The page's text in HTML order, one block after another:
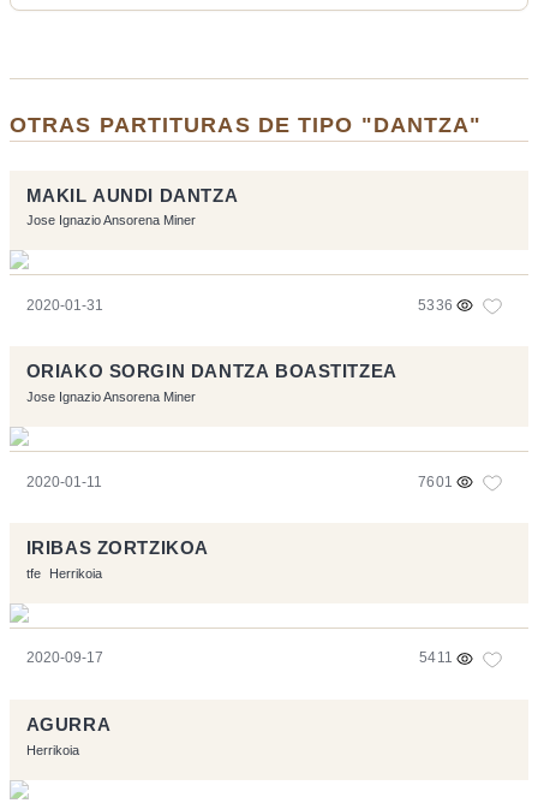
OTRAS PARTITURAS DE TIPO "DANTZA"
MAKIL AUNDI DANTZA
Jose Ignazio Ansorena Miner
2020-01-31 5336
ORIAKO SORGIN DANTZA BOASTITZEA
Jose Ignazio Ansorena Miner
2020-01-11 7601
IRIBAS ZORTZIKOA
tfe Herrikoia
2020-09-17 5411
AGURRA
Herrikoia